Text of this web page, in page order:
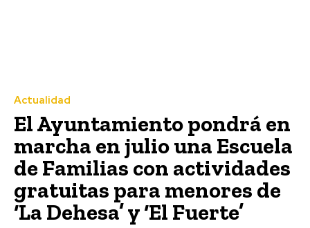
Actualidad
El Ayuntamiento pondrá en
marcha en julio una Escuela
de Familias con actividades
gratuitas para menores de
‘La Dehesa’ y ‘El Fuerte’